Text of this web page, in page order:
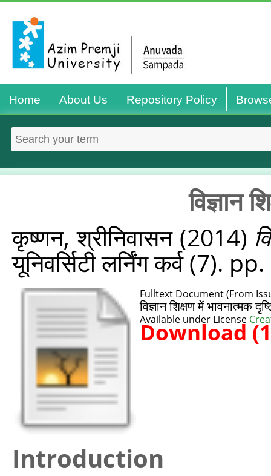
Home About Us Repository Policy
विज्ञान
कृष्णन, श्रीनिवासन(2014)
यूनिवर्सिटी लर्निंग कर्व (7).
Fulltext Document (From
विज्ञान शिक्षण में भावनात्मक
Available under License
Download
Introduction